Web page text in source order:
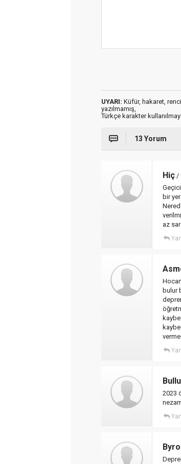
UYARI: Küfür, hakaret,
yazılmamış,
Türkçe karakter
13 Yorum
Hiç /
bir
az
bulur
2023